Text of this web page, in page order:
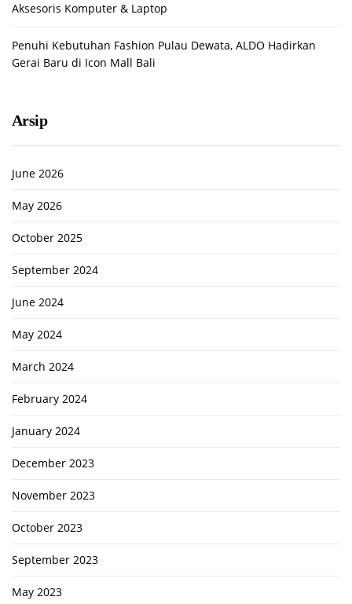
Aksesoris Komputer & Laptop
Penuhi Kebutuhan Fashion Pulau Dewata, ALDO Hadirkan
Gerai Baru di Icon Mall Bali
Arsip
June 2026
May 2026
October 2025
September 2024
June 2024
May 2024
March 2024
February 2024
January 2024
December 2023
November 2023
October 2023
September 2023
May 2023